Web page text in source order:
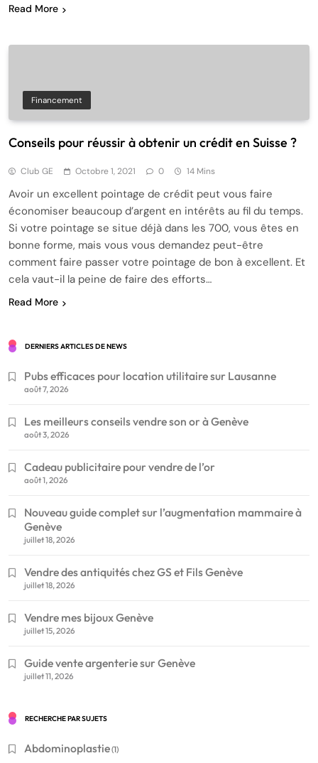
Read More
Financement
Conseils pour réussir à obtenir un crédit en Suisse ?
Club GE Octobre 1, 2021 0 14 Mins
Avoir un excellent pointage de crédit peut vous faire
économiser beaucoup d’argent en intérêts au fil du temps.
Si votre pointage se situe déjà dans les 700, vous êtes en
bonne forme, mais vous vous demandez peut-être
comment faire passer votre pointage de bon à excellent. Et
cela vaut-il la peine de faire des efforts…
Read More
DERNIERS ARTICLES DE NEWS
Pubs efficaces pour location utilitaire sur Lausanne
août 7, 2026
Les meilleurs conseils vendre son or à Genève
août 3, 2026
Cadeau publicitaire pour vendre de l’or
août 1, 2026
Nouveau guide complet sur l’augmentation mammaire à
Genève
juillet 18, 2026
Vendre des antiquités chez GS et Fils Genève
juillet 18, 2026
Vendre mes bijoux Genève
juillet 15, 2026
Guide vente argenterie sur Genève
juillet 11, 2026
RECHERCHE PAR SUJETS
Abdominoplastie(1)